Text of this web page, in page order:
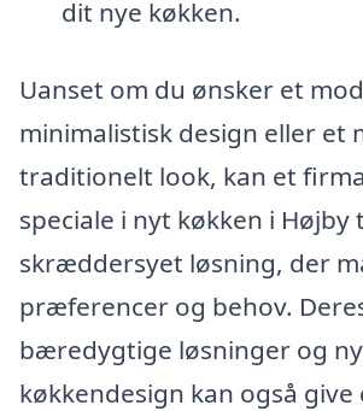
dit nye køkken.
Uanset om du ønsker et
minimalistisk design eller et
traditionelt look, kan et
speciale i nyt køkken i Højby
skræddersyet løsning, der
præferencer og behov.
bæredygtige løsninger og
køkkendesign kan også give